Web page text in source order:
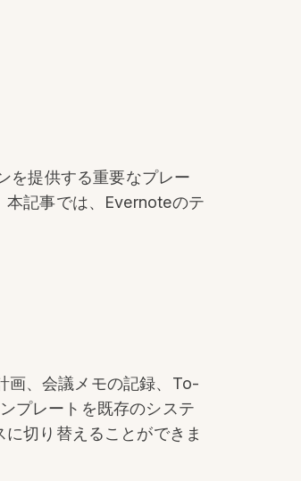
を提供する重要なプレー
本記事では、Evernoteのテ
画、会議メモの記録、To-
プレートを既存のシステ
切り替えることができま